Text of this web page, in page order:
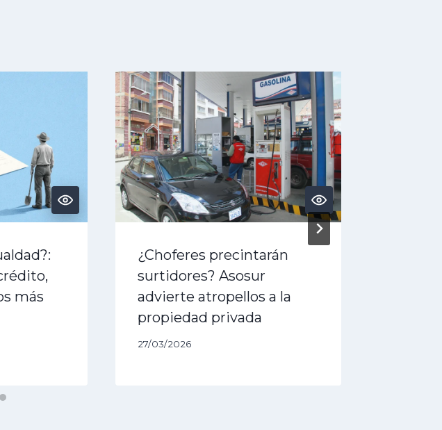
más
¿Choferes precintarán
surtidores? Asosur
advierte atropellos a la
propiedad privada
27/03/2026